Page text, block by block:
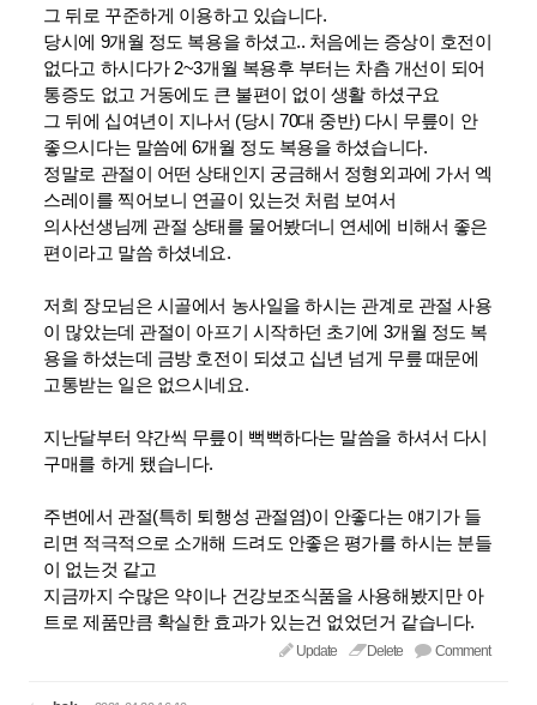
그 뒤로 꾸준하게 이용하고 있습니다.
당시에 9개월 정도 복용을 하셨고.. 처음에는 증상이 호전이
없다고 하시다가 2~3개월 복용후 부터는 차츰 개선이 되어
통증도 없고 거동에도 큰 불편이 없이 생활 하셨구요
그 뒤에 십여년이 지나서 (당시 70대 중반) 다시 무릎이 안
좋으시다는 말씀에 6개월 정도 복용을 하셨습니다.
정말로 관절이 어떤 상태인지 궁금해서 정형외과에 가서 엑
스레이를 찍어보니 연골이 있는것 처럼 보여서
의사선생님께 관절 상태를 물어봤더니 연세에 비해서 좋은
편이라고 말씀 하셨네요.
저희 장모님은 시골에서 농사일을 하시는 관계로 관절 사용
이 많았는데 관절이 아프기 시작하던 초기에 3개월 정도 복
용을 하셨는데 금방 호전이 되셨고 십년 넘게 무릎 때문에
고통받는 일은 없으시네요.
지난달부터 약간씩 무릎이 뻑뻑하다는 말씀을 하셔서 다시
구매를 하게 됐습니다.
주변에서 관절(특히 퇴행성 관절염)이 안좋다는 얘기가 들
리면 적극적으로 소개해 드려도 안좋은 평가를 하시는 분들
이 없는것 같고
지금까지 수많은 약이나 건강보조식품을 사용해봤지만 아
트로 제품만큼 확실한 효과가 있는건 없었던거 같습니다.
Update Delete Comment